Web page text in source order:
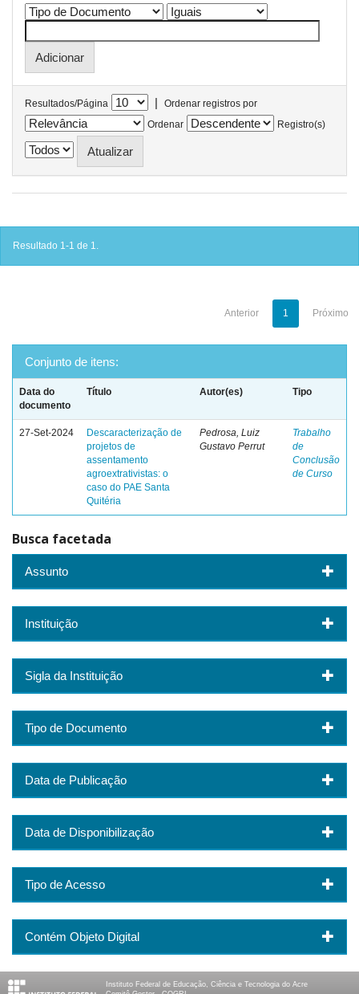
Resultados/Página |
Ordenar registros por
Ordenar
Registro(s)
Resultado 1-1 de 1.
Anterior 1 Próximo
Conjunto de itens:
Data do
documento
Título Autor(es) Tipo
27-Set-2024
Descaracterização de
projetos de
assentamento
agroextrativistas: o
caso do PAE Santa
Quitéria
Pedrosa, Luiz
Gustavo Perrut
Trabalho
de
Conclusão
de Curso
Busca facetada
Assunto
Instituição
Sigla da Instituição
Tipo de Documento
Data de Publicação
Data de Disponibilização
Tipo de Acesso
Contém Objeto Digital
Instituto Federal de Educação, Ciência e Tecnologia do Acre